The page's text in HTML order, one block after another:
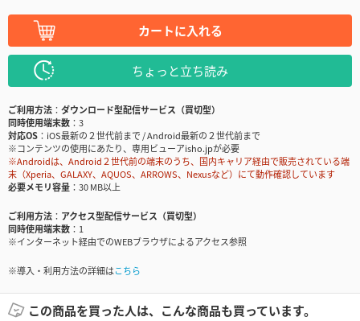
カートに入れる
ちょっと立ち読み
ご利用方法
ダウンロード型配信サービス（買切型）
同時使用端末数
3
対応OS
iOS最新の２世代前まで / Android最新の２世代前まで
※コンテンツの使用にあたり、専用ビューアisho.jpが必要
※Androidは、Android２世代前の端末のうち、国内キャリア経由で販売されている端
末（Xperia、GALAXY、AQUOS、ARROWS、Nexusなど）にて動作確認しています
必要メモリ容量
30 MB以上
ご利用方法
アクセス型配信サービス（買切型）
同時使用端末数
1
※インターネット経由でのWEBブラウザによるアクセス参照
※導入・利用方法の詳細はこちら
この商品を買った人は、こんな商品も買っています。